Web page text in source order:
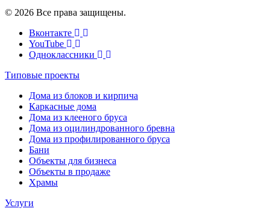
© 2026 Все права защищены.
Вконтакте
YouTube
Одноклассники
Типовые проекты
Дома из блоков и кирпича
Каркасные дома
Дома из клееного бруса
Дома из оцилиндрованного бревна
Дома из профилированного бруса
Бани
Объекты для бизнеса
Объекты в продаже
Храмы
Услуги